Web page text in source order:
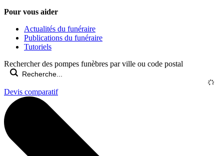
Pour vous aider
Actualités du funéraire
Publications du funéraire
Tutoriels
Rechercher des pompes funèbres par ville ou code postal
Devis comparatif